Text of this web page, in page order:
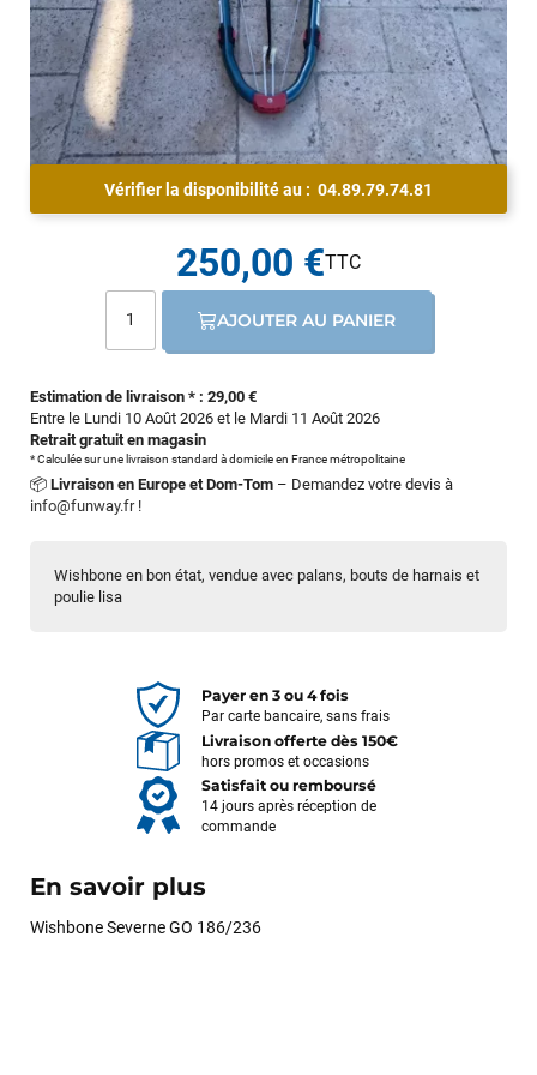
Wishbone en bon état, vendue avec palans, bouts de harnais et
poulie lisa
Vérifier la disponibilité au : 04.89.79.74.81
Estimation de livraison * : 29,00 €
Entre le Lundi 10 Août 2026 et le Mardi 11 Août 2026
Retrait gratuit en magasin
* Calculée sur une livraison standard à domicile en France métropolitaine
📦 Livraison en Europe et Dom-Tom – Demandez votre devis à
info@funway.fr!
250,00 €
AJOUTER AU PANIER
Payer en 3 ou 4 fois
Par carte bancaire, sans frais
Livraison offerte dès 150€
hors promos et occasions
Satisfait ou remboursé
14 jours après réception de
commande
En savoir plus
Wishbone Severne GO 186/236